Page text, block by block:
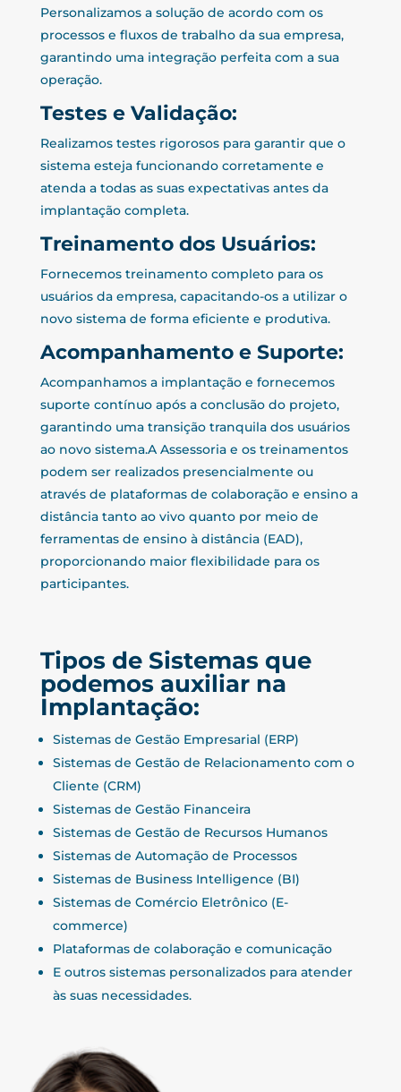
Personalizamos a solução de acordo com os
processos e fluxos de trabalho da sua empresa,
garantindo uma integração perfeita com a sua
operação.
Testes e Validação:
Realizamos testes rigorosos para garantir que o
sistema esteja funcionando corretamente e
atenda a todas as suas expectativas antes da
implantação completa.
Treinamento dos Usuários:
Fornecemos treinamento completo para os
usuários da empresa, capacitando-os a utilizar o
novo sistema de forma eficiente e produtiva.
Acompanhamento e Suporte:
Acompanhamos a implantação e fornecemos
suporte contínuo após a conclusão do projeto,
garantindo uma transição tranquila dos usuários
ao novo sistema.A Assessoria e os treinamentos
podem ser realizados presencialmente ou
através de plataformas de colaboração e ensino a
distância tanto ao vivo quanto por meio de
ferramentas de ensino à distância (EAD),
proporcionando maior flexibilidade para os
participantes.
Tipos de Sistemas que
podemos auxiliar na
Implantação:
Sistemas de Gestão Empresarial (ERP)
Sistemas de Gestão de Relacionamento com o
Cliente (CRM)
Sistemas de Gestão Financeira
Sistemas de Gestão de Recursos Humanos
Sistemas de Automação de Processos
Sistemas de Business Intelligence (BI)
Sistemas de Comércio Eletrônico (E-
commerce)
Plataformas de colaboração e comunicação
E outros sistemas personalizados para atender
às suas necessidades.